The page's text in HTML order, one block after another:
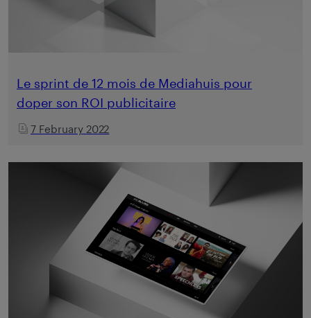
Le sprint de 12 mois de Mediahuis pour
doper son ROI publicitaire
7 February 2022